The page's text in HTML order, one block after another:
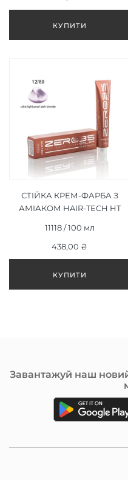
RED LIGHT BROWN 100ML
СТІЙКА КРЕМ-ФАРБА З
АМІАКОМ HAIR-TECH HT
BLON 12/89 УЛЬТРА
СВІТЛИЙ ПЕРЛИННИЙ
БЛОНД 100 МЛ
11118 / 100 мл
438,00 ₴
Завантажуй наш